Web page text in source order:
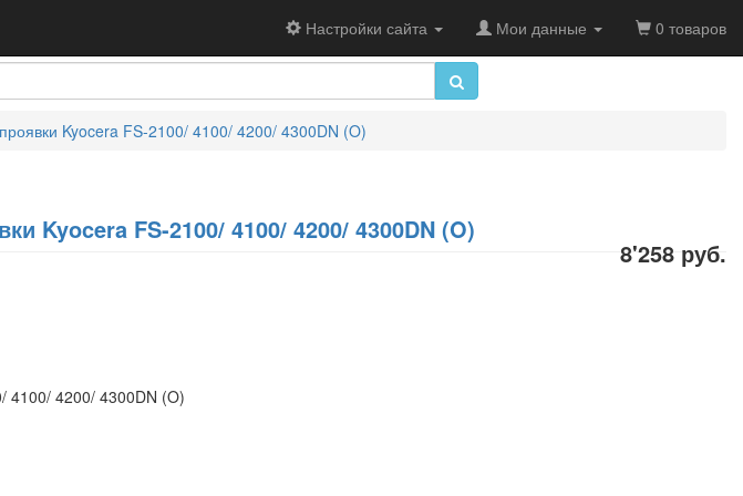
Настройки сайта Мои данные 0 товаров
Kyocera FS-2100/ 4100/ 4200/ 4300DN (O)
Kyocera FS-2100/ 4100/ 4200/ 4300DN (O)
8'258 руб.
4100/ 4200/ 4300DN (O)